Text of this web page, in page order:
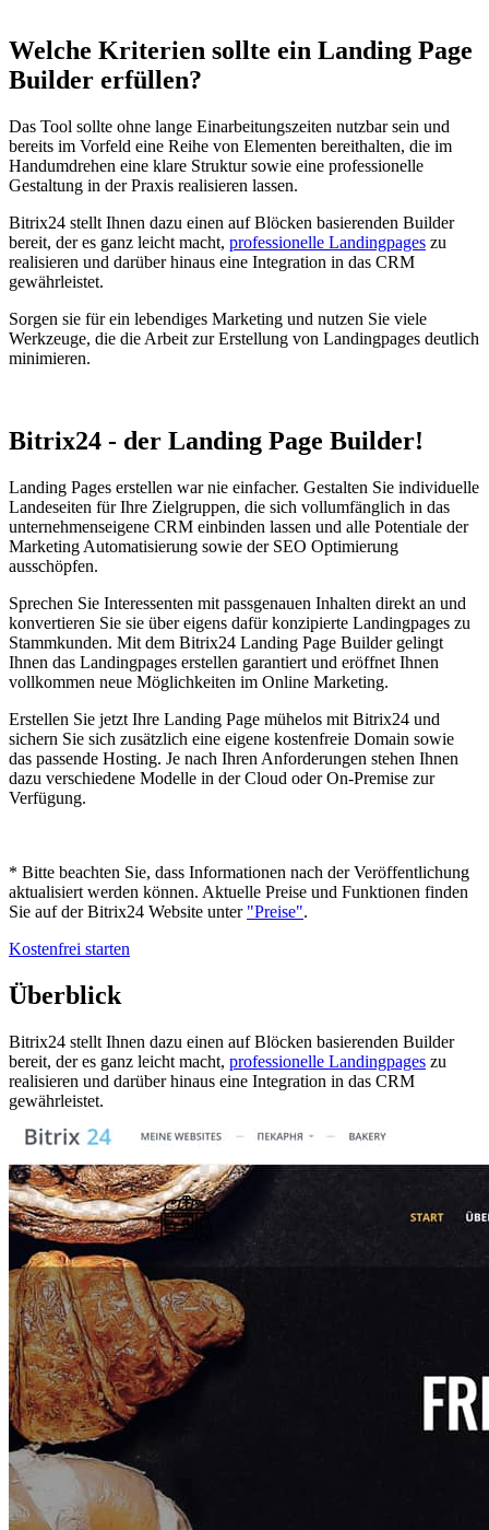
Welche Kriterien sollte ein Landing Page
Builder erfüllen?
Das Tool sollte ohne lange Einarbeitungszeiten nutzbar sein und
bereits im Vorfeld eine Reihe von Elementen bereithalten, die im
Handumdrehen eine klare Struktur sowie eine professionelle
Gestaltung in der Praxis realisieren lassen.
Bitrix24 stellt Ihnen dazu einen auf Blöcken basierenden Builder
bereit, der es ganz leicht macht, professionelle Landingpages zu
realisieren und darüber hinaus eine Integration in das CRM
gewährleistet.
Sorgen sie für ein lebendiges Marketing und nutzen Sie viele
Werkzeuge, die die Arbeit zur Erstellung von Landingpages deutlich
minimieren.
Bitrix24 - der Landing Page Builder!
Landing Pages erstellen war nie einfacher. Gestalten Sie individuelle
Landeseiten für Ihre Zielgruppen, die sich vollumfänglich in das
unternehmenseigene CRM einbinden lassen und alle Potentiale der
Marketing Automatisierung sowie der SEO Optimierung
ausschöpfen.
Sprechen Sie Interessenten mit passgenauen Inhalten direkt an und
konvertieren Sie sie über eigens dafür konzipierte Landingpages zu
Stammkunden. Mit dem Bitrix24 Landing Page Builder gelingt
Ihnen das Landingpages erstellen garantiert und eröffnet Ihnen
vollkommen neue Möglichkeiten im Online Marketing.
Erstellen Sie jetzt Ihre Landing Page mühelos mit Bitrix24 und
sichern Sie sich zusätzlich eine eigene kostenfreie Domain sowie
das passende Hosting. Je nach Ihren Anforderungen stehen Ihnen
dazu verschiedene Modelle in der Cloud oder On-Premise zur
Verfügung.
* Bitte beachten Sie, dass Informationen nach der Veröffentlichung
aktualisiert werden können. Aktuelle Preise und Funktionen finden
Sie auf der Bitrix24 Website unter "Preise".
Kostenfrei starten
Überblick
Bitrix24 stellt Ihnen dazu einen auf Blöcken basierenden Builder
bereit, der es ganz leicht macht, professionelle Landingpages zu
realisieren und darüber hinaus eine Integration in das CRM
gewährleistet.